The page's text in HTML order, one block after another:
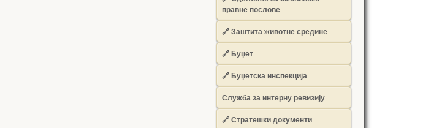
правне послове
🔗Заштита животне средине
🔗Буџет
🔗Буџетска инспекција
Служба за интерну ревизију
🔗Стратешки документи